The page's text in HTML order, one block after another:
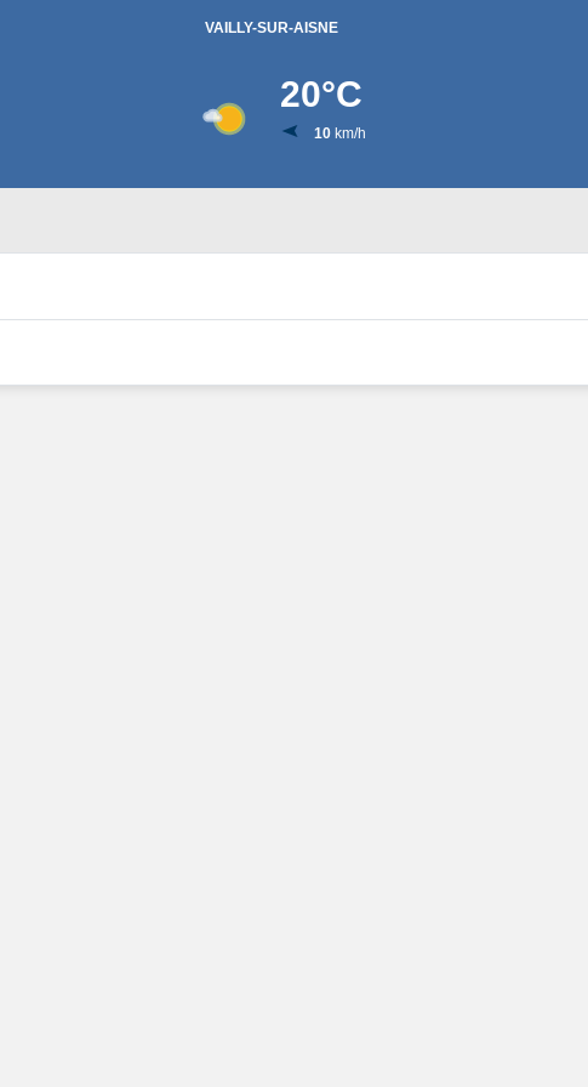
VAILLY-SUR-AISNE
20°C
10km/h